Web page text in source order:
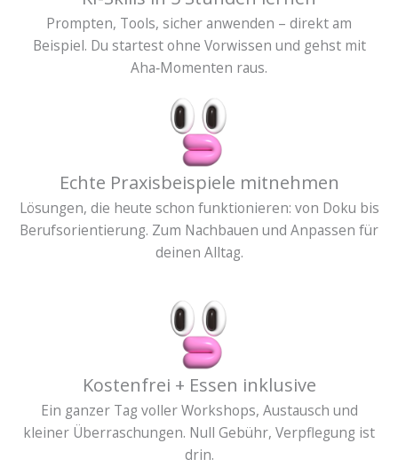
Prompten, Tools, sicher anwenden – direkt am
Beispiel. Du startest ohne Vorwissen und gehst mit
Aha‑Momenten raus.
Echte Praxisbeispiele mitnehmen
Lösungen, die heute schon funktionieren: von Doku bis
Berufsorientierung. Zum Nachbauen und Anpassen für
deinen Alltag.
Kostenfrei + Essen inklusive
Ein ganzer Tag voller Workshops, Austausch und
kleiner Überraschungen. Null Gebühr, Verpflegung ist
drin.